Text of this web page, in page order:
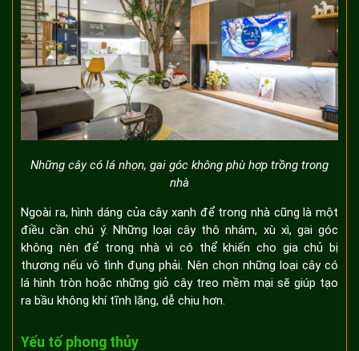
Những cây có lá nhọn, gai góc không phù hợp trồng trong
nhà
Ngoài ra, hình dáng của cây xanh để trong nhà cũng là một
điều cần chú ý. Những loại cây thô nhám, xù xì, gai góc
không nên để trong nhà vì có thể khiến cho gia chủ bị
thương nếu vô tình đụng phải. Nên chọn những loại cây có
lá hình tròn hoặc những giỏ cây treo mềm mại sẽ giúp tạo
ra bầu không khí tĩnh lặng, dễ chịu hơn.
Yếu tố phong thủy